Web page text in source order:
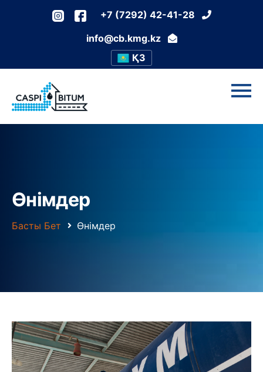
+7 (7292) 42-41-28
info@cb.kmg.kz
ҚЗ
Өнімдер
Басты Бет Өнімдер